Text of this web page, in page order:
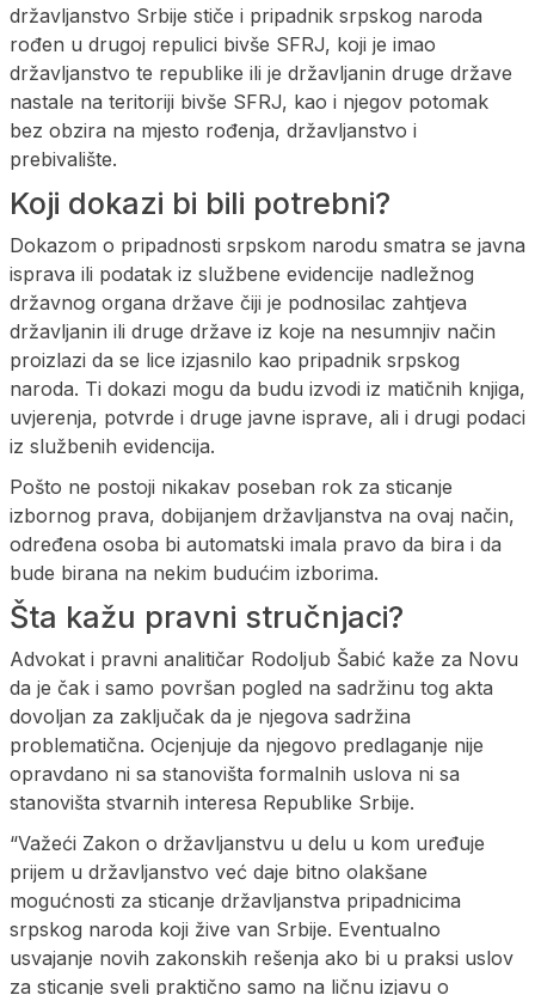
državljanstvo Srbije stiče i pripadnik srpskog naroda
rođen u drugoj repulici bivše SFRJ, koji je imao
državljanstvo te republike ili je državljanin druge države
nastale na teritoriji bivše SFRJ, kao i njegov potomak
bez obzira na mjesto rođenja, državljanstvo i
prebivalište.
Koji dokazi bi bili potrebni?
Dokazom o pripadnosti srpskom narodu smatra se javna
isprava ili podatak iz službene evidencije nadležnog
državnog organa države čiji je podnosilac zahtjeva
državljanin ili druge države iz koje na nesumnjiv način
proizlazi da se lice izjasnilo kao pripadnik srpskog
naroda. Ti dokazi mogu da budu izvodi iz matičnih knjiga,
uvjerenja, potvrde i druge javne isprave, ali i drugi podaci
iz službenih evidencija.
Pošto ne postoji nikakav poseban rok za sticanje
izbornog prava, dobijanjem državljanstva na ovaj način,
određena osoba bi automatski imala pravo da bira i da
bude birana na nekim budućim izborima.
Šta kažu pravni stručnjaci?
Advokat i pravni analitičar Rodoljub Šabić kaže za Novu
da je čak i samo površan pogled na sadržinu tog akta
dovoljan za zaključak da je njegova sadržina
problematična. Ocjenjuje da njegovo predlaganje nije
opravdano ni sa stanovišta formalnih uslova ni sa
stanovišta stvarnih interesa Republike Srbije.
“Važeći Zakon o državljanstvu u delu u kom uređuje
prijem u državljanstvo već daje bitno olakšane
mogućnosti za sticanje državljanstva pripadnicima
srpskog naroda koji žive van Srbije. Eventualno
usvajanje novih zakonskih rešenja ako bi u praksi uslov
za sticanje sveli praktično samo na ličnu izjavu o